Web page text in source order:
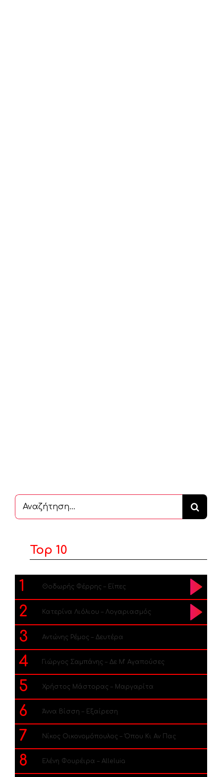
Αναζήτηση
...
Top 10
1 Θοδωρής Φέρρης – Είπες
2 Κατερίνα Λιόλιου – Λογαριασμός
3 Αντώνης Ρέμος – Δευτέρα
4 Γιώργος Σαμπάνης – Δε Μ’ Αγαπούσες
5 Χρήστος Μάστορας – Μαργαρίτα
6 Άννα Βίσση – Εξαίρεση
7 Νίκος Οικονομόπουλος – Όπου Κι Αν Πας
8 Ελένη Φουρέιρα – Alleluia